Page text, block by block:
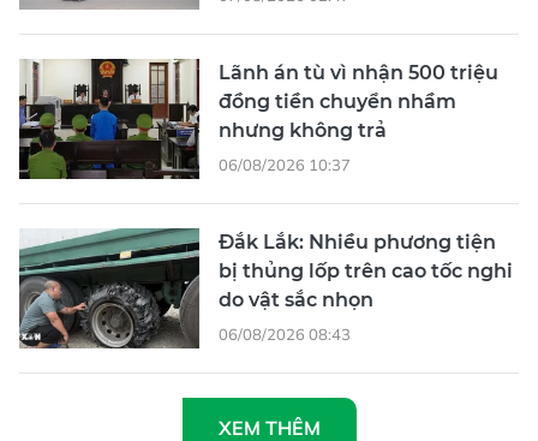
Lãnh án tù vì nhận 500 triệu
đồng tiền chuyển nhầm
nhưng không trả
06/08/2026 10:37
Đắk Lắk: Nhiều phương tiện
bị thủng lốp trên cao tốc nghi
do vật sắc nhọn
06/08/2026 08:43
XEM THÊM